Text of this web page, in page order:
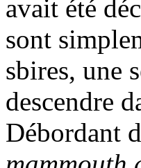
avait été
sont
sbires, une
descendre
Débordant